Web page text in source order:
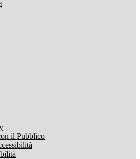
il Pubblico